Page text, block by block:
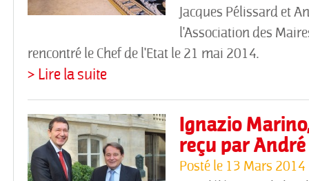
Jacques Pélissard et
l'Association des
rencontré le Chef de l'Etat le 21 mai 2014.
> Lire la suite
Ignazio
reçu par
Posté le 13 Mars 2014